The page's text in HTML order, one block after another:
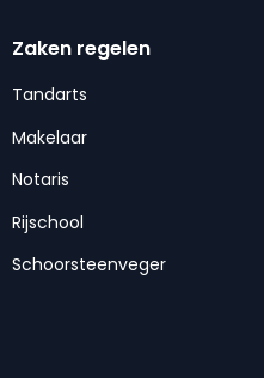
Zaken regelen
Tandarts
Makelaar
Notaris
Rijschool
Schoorsteenveger